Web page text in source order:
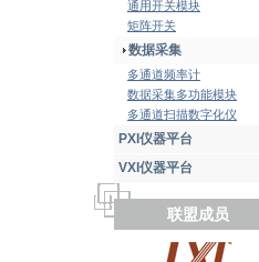
通用开关模块
矩阵开关
数据采集
多通道频率计
数据采集多功能模块
多通道扫描数字化仪
PXI仪器平台
VXI仪器平台
联盟成员